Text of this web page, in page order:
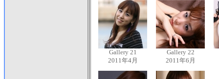
Gallery 21
2011年4月
Gallery 22
2011年6月